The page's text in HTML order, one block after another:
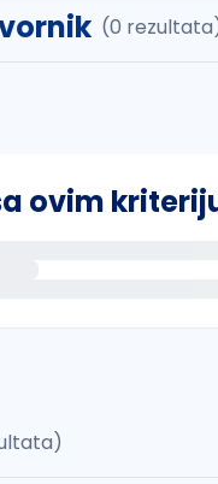
(0
ovim